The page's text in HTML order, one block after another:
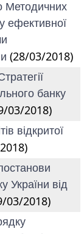
Методичних
ефективної
(28/03/2018)
банку
03/2018)
відкритої
України від
03/2018)